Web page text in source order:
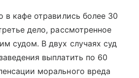
в кафе отравились более 30
дело, рассмотренное
судом. В двух случаях суд
выплатить по 60
морального вреда